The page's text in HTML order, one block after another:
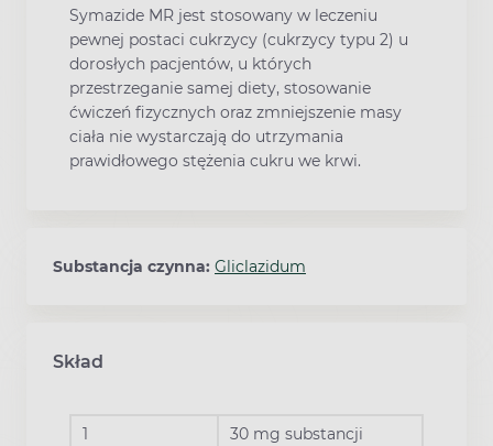
Symazide MR jest stosowany w leczeniu
pewnej postaci cukrzycy (cukrzycy typu 2) u
dorosłych pacjentów, u których
przestrzeganie samej diety, stosowanie
ćwiczeń fizycznych oraz zmniejszenie masy
ciała nie wystarczają do utrzymania
prawidłowego stężenia cukru we krwi.
Substancja czynna: Gliclazidum
Skład
1
30 mg substancji